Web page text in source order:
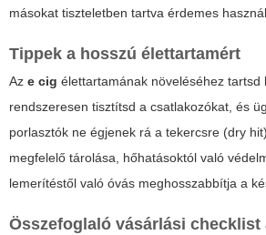
másokat tiszteletben tartva érdemes
Tippek a hosszú élettartamért
Az e cig élettartamának növeléséhez tartsd
rendszeresen tisztítsd a csatlakozókat, és
porlasztók ne égjenek rá a tekercsre (dry
megfelelő tárolása, hőhatásoktól való
lemerítéstől való óvás meghosszabbítja a
Összefoglaló vásárlási checklist